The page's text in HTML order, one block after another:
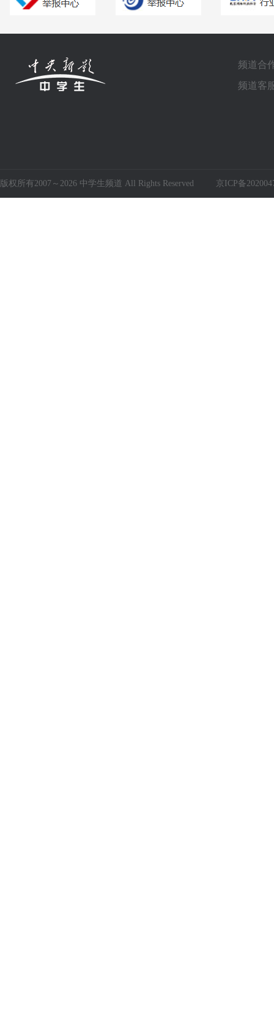
频道合
频道客
版权所有2007～2026 中学生频道 All Rights Reserved 京ICP备